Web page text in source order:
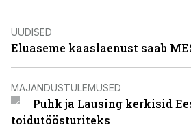
UUDISED
Eluaseme kaaslaenust saab
MAJANDUSTULEMUSED
Puhk ja Lausing kerkisid
toidutöösturiteks